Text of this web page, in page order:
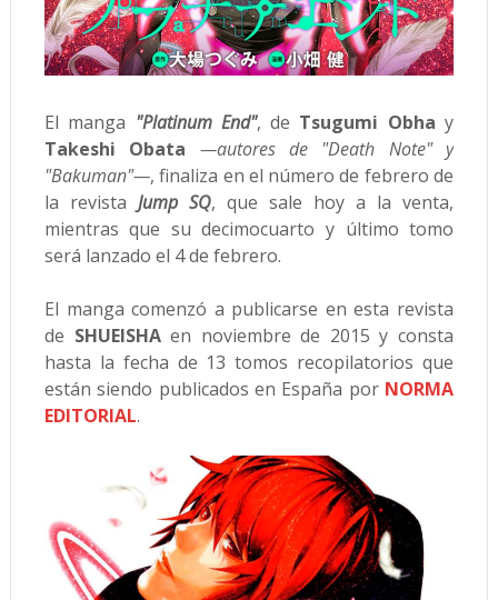
El manga "Platinum End", de Tsugumi Obhay
Takeshi Obata
—autores de "Death Note" y
"Bakuman"—, finaliza en el número de febrero de
la revista Jump SQ, que sale hoy a la venta,
mientras que su decimocuarto y último tomo
será lanzado el 4 de febrero.
El manga comenzó a publicarse en esta revista
de SHUEISHAen noviembre de 2015 y consta
hasta la fecha de 13 tomos recopilatorios que
están siendo publicados en España por NORMA
EDITORIAL.